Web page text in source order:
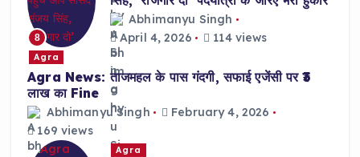
8
Abhimanyu Singh
April 4, 2026
114 views
Agra
Agra News: ताजमहल के पास गंदगी, सफाई एजेंसी पर ₹3
लाख का Fine
Abhimanyu Singh
February 4, 2026
169 views
Agra